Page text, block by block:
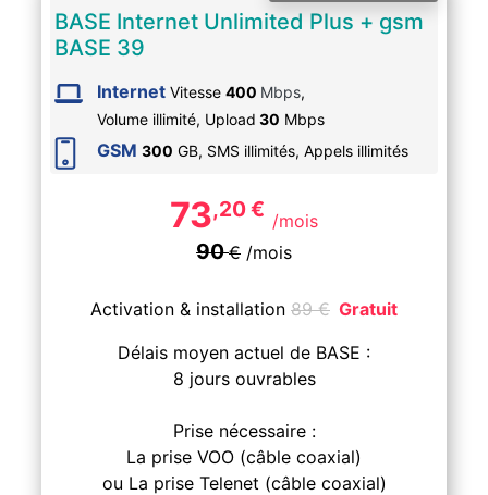
BASE Internet Unlimited Plus + gsm
BASE 39
Internet Vitesse 400 Mbps,
Volume illimité, Upload 30 Mbps
GSM 300 GB, SMS illimités, Appels illimités
73,20€ /mois
90€ /mois
Activation & installation 89€ Gratuit
Délais moyen actuel de BASE :
8 jours ouvrables
Prise nécessaire :
La prise VOO (câble coaxial)
ou La prise Telenet (câble coaxial)